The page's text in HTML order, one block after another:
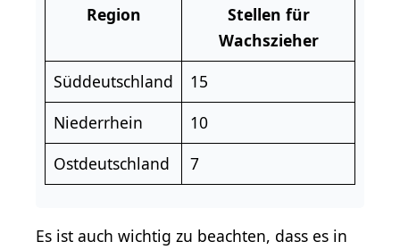
Region
Stellen für
Wachszieher
Süddeutschland
15
Niederrhein
10
Ostdeutschland
7
Es ist auch wichtig zu beachten, dass es in